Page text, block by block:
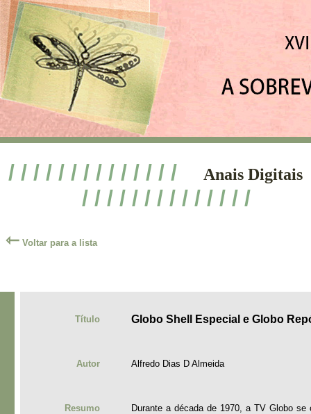
/ / / / / / / / / / / / / / Anais Digitais
/ / / / / / / / / / / / / /
⇽ Voltar para a lista
Título Globo Shell Especial e Globo
Autor Alfredo Dias D Almeida
Resumo
Durante a década de 1970, a TV Globo